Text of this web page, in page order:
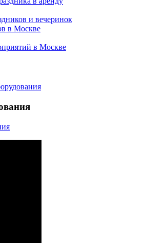
и вечеринок
в Москве